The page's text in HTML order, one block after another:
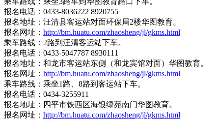
报名电话：0433-8036222 8920755
报名地址：汪清县客运站对面环保局2楼华图教育。
报名网址： http://bm.huatu.com/zhaosheng/jl/gkms.html
乘车路线：2路到汪清客运站下车。
报名电话：0433-5047787 8930111
报名地址：和龙市客运站东侧（和龙宾馆对面）华图教育。
报名网址： http://bm.huatu.com/zhaosheng/jl/gkms.html
乘车路线：乘坐1路、8路到客运站下车。
报名电话：0434-3255911
报名地址：四平市铁西区海银绿苑南门华图教育。
报名网址： http://bm.huatu.com/zhaosheng/jl/gkms.html